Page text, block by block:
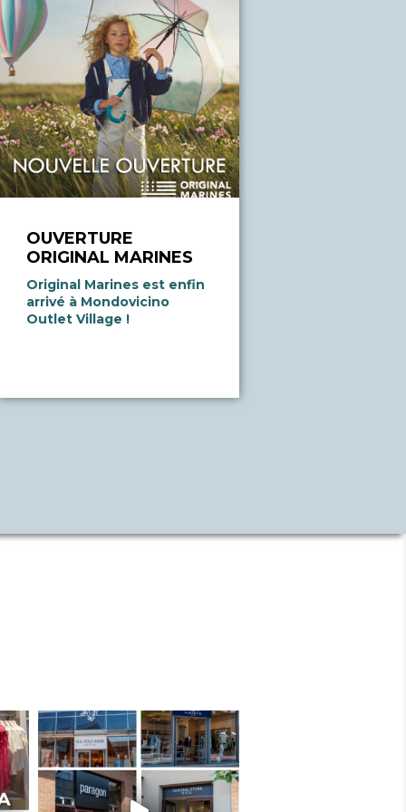
OUVERTURE
ORIGINAL MARINES
Original Marines est enfin
arrivé à Mondovicino
Outlet Village !